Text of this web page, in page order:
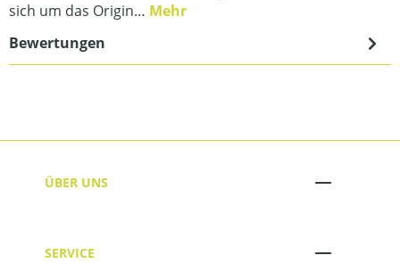
sich um das Origin… Mehr
Bewertungen
ÜBER UNS
SERVICE